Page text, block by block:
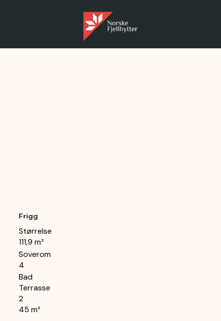
Frigg
Størrelse
111,9 m²
Soverom
4
Bad
2
Terrasse
45 m²